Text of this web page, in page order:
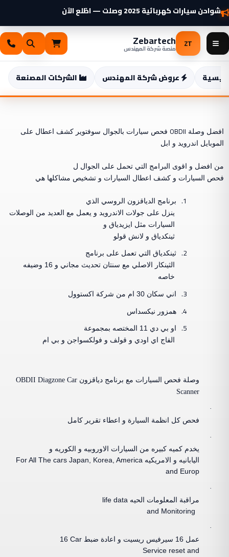
تخطي
إلى
المحتوى
شواحن سيارات كهربائية 2025 وصلت — اطّلع الآن
ZT
Zebartech
منصة شركة المهندس
عروض شركة المهندس الشركات المصنعة
افضل وصلة OBDII فحص سيارات بالجوال سوفتوير كشف اعطال على
الموبايل اندرويد و ابل
من افضل و اقوى البرامج التي تحمل على الجوال ل
فحص السيارات و كشف اعطال السيارات و تشخيص مشاكلها هي
1.
برنامج الدياقزون الروسي الذي
ينزل على جولات الاندرويد و يعمل مع العديد من الوصلات
السيارات مثل ايزيدياق و
ثينكدياق و لانش قولو
2.
ثينكدياق التي تعمل على برنامج
الثينكار الاصلي مع سنتان تحديث مجاني و 16 وضيفه
خاصه
3. اني سكان 30 ام من شركة اكستوول
4. همزور نيكسداس
5.
او بي دي 11 المختصه بمجموعة
الفاج اي اودي و قولف و فولكسواجن و بي ام
وصلة فحص السيارات مع برنامج دياقزون OBDII Diagzone Car
Scanner
·
فحص كل انظمة السيارة و اعطاء تقرير كامل
·
يخدم كميه كبيره من السيارات الاوروبيه و الكوريه و
اليابانيه و الامريكيه For All The cars Japan, Korea, America
and Europ
·
مراقبة المعلومات الحيه life data
and Monitoring
·
عمل 16 سيرفيس ريسيت و اعادة ضبط 16 Car
Service reset and